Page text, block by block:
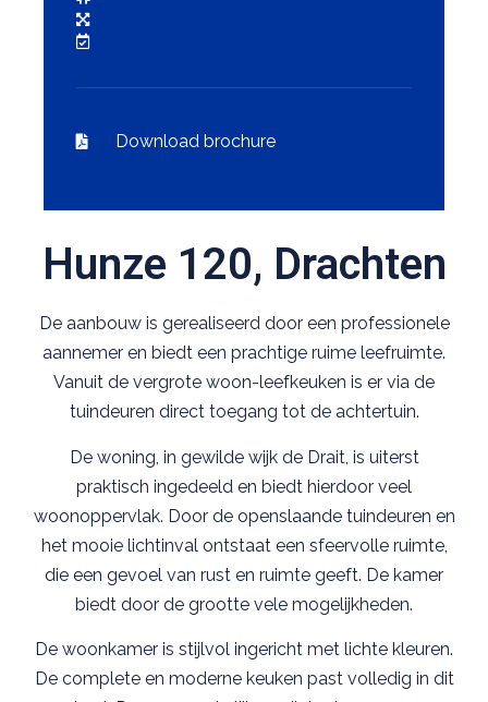
Hunze 120, Drachten
De aanbouw is gerealiseerd door een professionele
aannemer en biedt een prachtige ruime leefruimte.
Vanuit de vergrote woon-leefkeuken is er via de
tuindeuren direct toegang tot de achtertuin.
De woning, in gewilde wijk de Drait, is uiterst
praktisch ingedeeld en biedt hierdoor veel
woonoppervlak. Door de openslaande tuindeuren en
het mooie lichtinval ontstaat een sfeervolle ruimte,
die een gevoel van rust en ruimte geeft. De kamer
biedt door de grootte vele mogelijkheden.
De woonkamer is stijlvol ingericht met lichte kleuren.
De complete en moderne keuken past volledig in dit
Download brochure